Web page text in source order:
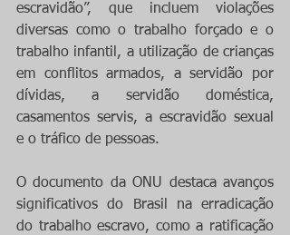
escravidão”, que incluem violações
diversas como o trabalho forçado e o
trabalho infantil, a utilização de crianças
em conflitos armados, a servidão por
dívidas, a servidão doméstica,
casamentos servis, a escravidão sexual
e o tráfico de pessoas.
O documento da ONU destaca avanços
significativos do Brasil na erradicação
do trabalho escravo, como a ratificação